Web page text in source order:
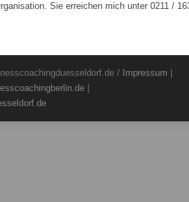
Sie erreichen mich unter 0211 /
/ Impressum